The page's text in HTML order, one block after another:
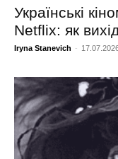
Українські
Netflix: як
Iryna Stanevich -